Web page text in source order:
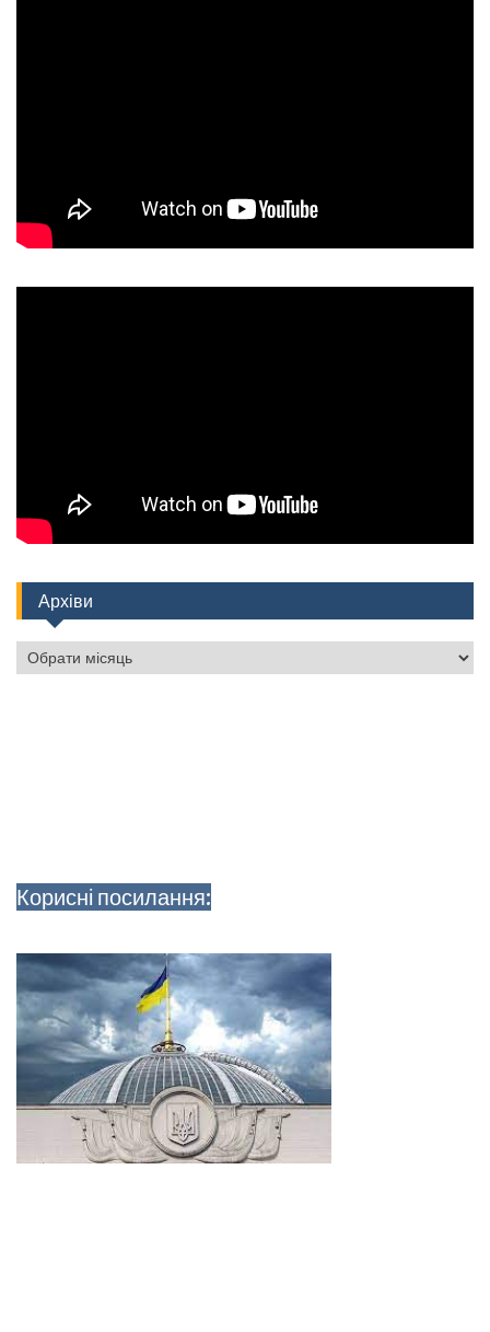
Архіви
Архіви
Корисні посилання: